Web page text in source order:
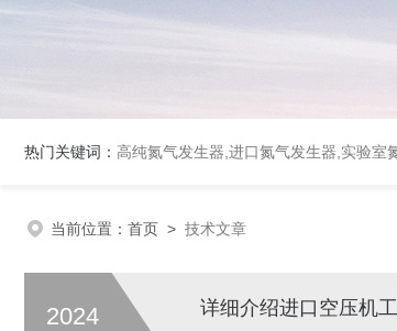
热门关键词： 高纯氮气发生器,进口氮气发生器,实验室
当前位置： 首页 > 技术文章
2024 详细介绍进口空压机